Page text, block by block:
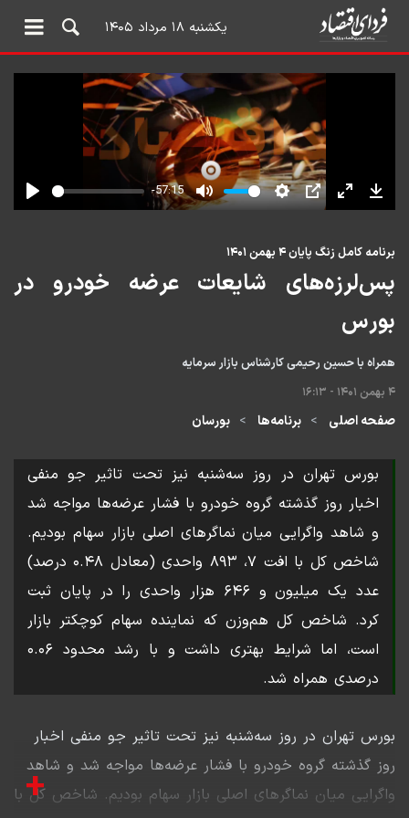
یکشنبه ۱۸ مرداد ۱۴۰۵
برنامه کامل زنگ پایان ۴ بهمن ۱۴۰۱
پس‌لرزه‌های شایعات عرضه خودرو در
بورس
همراه با حسین رحیمی کارشناس بازار سرمایه
۴ بهمن ۱۴۰۱ - ۱۶:۱۳
صفحه اصلی برنامه‌ها بورسان
بورس تهران در روز سه‌شنبه نیز تحت تاثیر جو منفی
اخبار روز گذشته گروه خودرو با فشار عرضه‌ها مواجه شد
و شاهد واگرایی میان نماگرهای اصلی بازار سهام بودیم.
شاخص کل با افت ۷، ۸۹۳ واحدی (معادل ۰.۴۸ درصد)
عدد یک میلیون و ۶۴۶ هزار واحدی را در پایان ثبت
کرد. شاخص کل هم‌وزن که نماینده سهام کوچکتر بازار
است، اما شرایط بهتری داشت و با رشد محدود ۰.۰۶
درصدی همراه شد.
بورس تهران در روز سه‌شنبه نیز تحت تاثیر جو منفی اخبار
روز گذشته گروه خودرو با فشار عرضه‌ها مواجه شد و شاهد
واگرایی میان نماگرهای اصلی بازار سهام بودیم. شاخص کل با
+